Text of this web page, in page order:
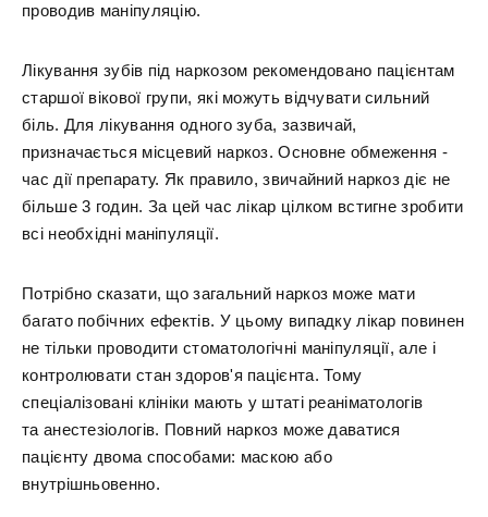
проводив маніпуляцію.
Лікування зубів під наркозом рекомендовано пацієнтам
старшої вікової групи, які можуть відчувати сильний
біль. Для лікування одного зуба, зазвичай,
призначається місцевий наркоз. Основне обмеження -
час дії препарату. Як правило, звичайний наркоз діє не
більше 3 годин. За цей час лікар цілком встигне зробити
всі необхідні маніпуляції.
Потрібно сказати, що загальний наркоз може мати
багато побічних ефектів. У цьому випадку лікар повинен
не тільки проводити стоматологічні маніпуляції, але і
контролювати стан здоров'я пацієнта. Тому
спеціалізовані клініки мають у штаті реаніматологів
та анестезіологів. Повний наркоз може даватися
пацієнту двома способами: маскою або
внутрішньовенно.